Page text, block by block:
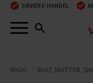
Menu
SIKKER E-HANDEL
BYGG BULT, MUTTER,